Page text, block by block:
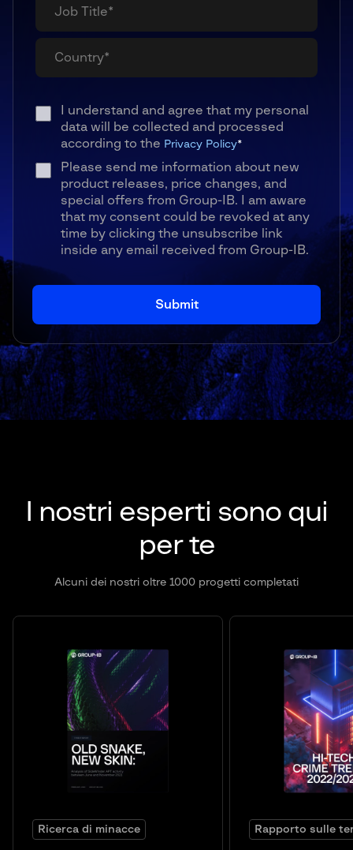
I understand and agree that my personal
data will be collected and processed
according to the Privacy Policy*
Please send me information about new
product releases, price changes, and
special offers from Group-IB. I am aware
that my consent could be revoked at any
time by clicking the unsubscribe link
inside any email received from Group-IB.
I nostri esperti sono qui
per te
Alcuni dei nostri oltre 1000 progetti completati
Ricerca di minacce Rapporto sulle